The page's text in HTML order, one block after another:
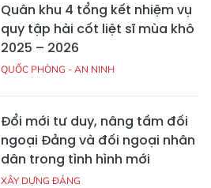
Quân khu 4 tổng kết nhiệm vụ
quy tập hài cốt liệt sĩ mùa khô
2025 – 2026
QUỐC PHÒNG - AN NINH
Đổi mới tư duy, nâng tầm đối
ngoại Đảng và đối ngoại nhân
dân trong tình hình mới
XÂY DỰNG ĐẢNG